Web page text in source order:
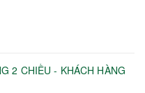
2 CHIỀU - KHÁCH HÀNG